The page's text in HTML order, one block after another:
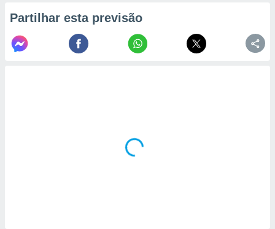
Partilhar esta previsão